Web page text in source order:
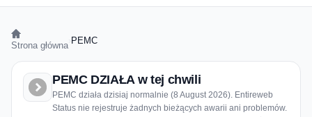
Strona główna PEMC
PEMC DZIAŁA w tej chwili
PEMC działa dzisiaj normalnie (8 August 2026). Entireweb
Status nie rejestruje żadnych bieżących awarii ani problemów.